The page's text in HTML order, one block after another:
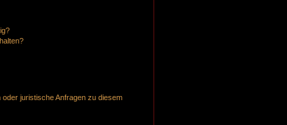
juristische Anfragen zu diesem